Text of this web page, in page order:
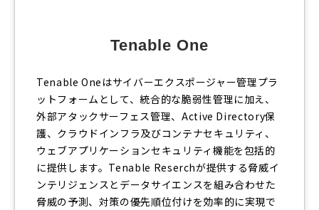
Tenable One
Tenable Oneはサイバーエクスポージャー管理プラ
ットフォームとして、統合的な脆弱性管理に加え、
外部アタックサーフェス管理、Active Directory保
護、クラウドインフラ及びコンテナセキュリティ、
ウェブアプリケーションセキュリティ機能を包括的
に提供します。Tenable Reserchが提供する脅威イ
ンテリジェンスとデータサイエンスを組み合わせた
脅威の予測、対策の優先順位付けを効率的に実現で